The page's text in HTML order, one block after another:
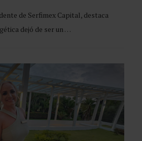
de Serfimex Capital, destaca
dejó de ser un …